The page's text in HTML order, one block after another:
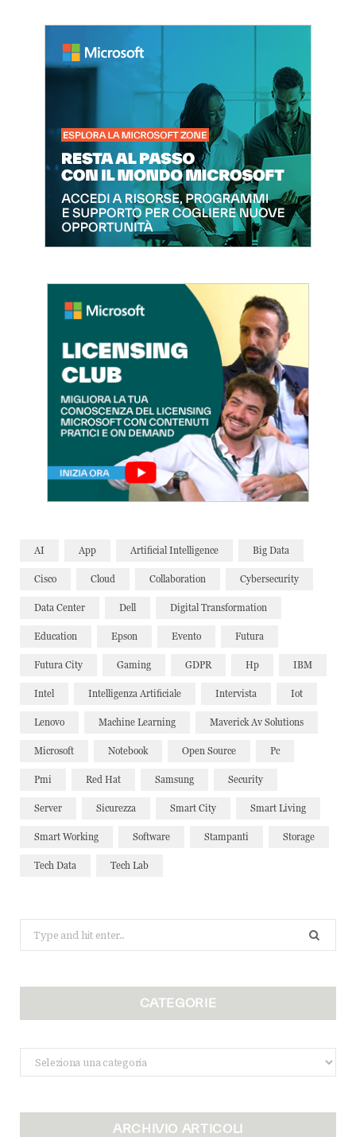
AI App Artificial Intelligence Big Data
Cisco Cloud Collaboration Cybersecurity
Data Center Dell Digital Transformation
Education Epson Evento Futura
Futura City Gaming GDPR Hp IBM
Intel Intelligenza Artificiale Intervista Iot
Lenovo Machine Learning Maverick Av Solutions
Microsoft Notebook Open Source Pc
Pmi Red Hat Samsung Security
Server Sicurezza Smart City Smart Living
Smart Working Software Stampanti Storage
Tech Data Tech Lab
for:
CATEGORIE
Categorie
ARCHIVIO ARTICOLI